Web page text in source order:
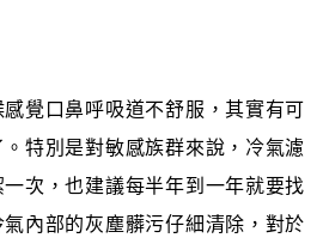
覺口鼻呼吸道不舒服，其實有可
特別是對敏感族群來說，冷氣濾
次，也建議每半年到一年就要找
內部的灰塵髒污仔細清除，對於